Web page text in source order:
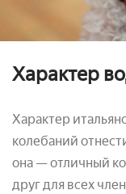
Характер
Характер
колебаний
она — отличный
друг для всех